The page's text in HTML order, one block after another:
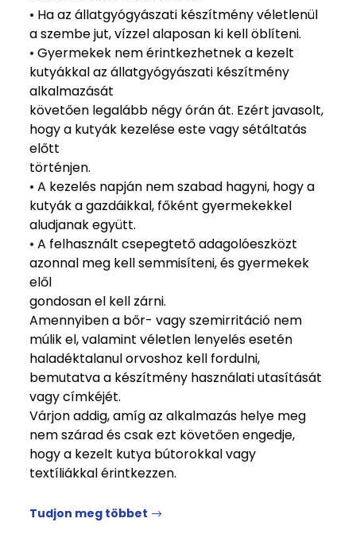
• Ha az állatgyógyászati készítmény véletlenül
a szembe jut, vízzel alaposan ki kell öblíteni.
• Gyermekek nem érintkezhetnek a kezelt
kutyákkal az állatgyógyászati készítmény
alkalmazását
követően legalább négy órán át. Ezért javasolt,
hogy a kutyák kezelése este vagy sétáltatás
előtt
történjen.
• A kezelés napján nem szabad hagyni, hogy a
kutyák a gazdáikkal, főként gyermekekkel
aludjanak együtt.
• A felhasznált csepegtető adagolóeszközt
azonnal meg kell semmisíteni, és gyermekek
elől
gondosan el kell zárni.
Amennyiben a bőr- vagy szemirritáció nem
múlik el, valamint véletlen lenyelés esetén
haladéktalanul orvoshoz kell fordulni,
bemutatva a készítmény használati utasítását
vagy címkéjét.
Várjon addig, amíg az alkalmazás helye meg
nem szárad és csak ezt követően engedje,
hogy a kezelt kutya bútorokkal vagy
textíliákkal érintkezzen.
Tudjon meg többet